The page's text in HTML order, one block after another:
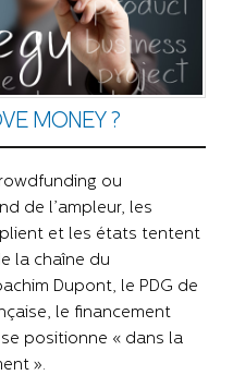
MONEY ?
ou
de l’ampleur, les
et les états tentent
la chaîne du
Dupont, le PDG de
le financement
positionne « dans la
».